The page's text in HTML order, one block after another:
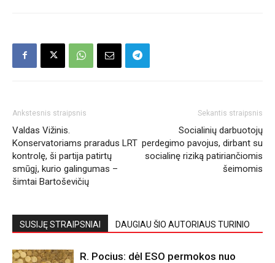
Ankstesnis straipsnis
Valdas Vižinis.
Konservatoriams praradus LRT
kontrolę, ši partija patirtų
smūgį, kurio galingumas –
šimtai Bartoševičių
Sekantis straipsnis
Socialinių darbuotojų
perdegimo pavojus, dirbant su
socialinę riziką patiriančiomis
šeimomis
SUSIJĘ STRAIPSNIAI DAUGIAU ŠIO AUTORIAUS TURINIO
R. Pocius: dėl ESO permokos nuo